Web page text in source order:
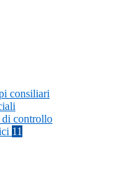
consiliari
controllo
11